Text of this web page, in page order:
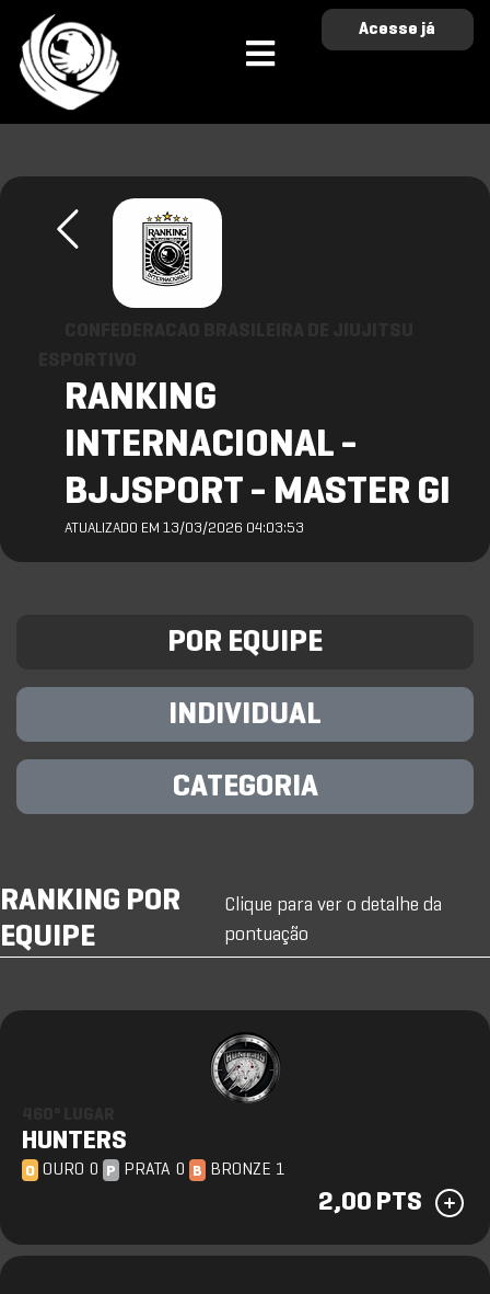
Acesse já
RANKING
INTERNACIONAL -
BJJSPORT - MASTER GI
ATUALIZADO EM 13/03/2026 04:03:53
POR EQUIPE
INDIVIDUAL
CATEGORIA
RANKING POR
EQUIPE
Clique para ver o detalhe da
pontuação
HUNTERS
O OURO 0 P PRATA 0 B BRONZE 1
2,00 PTS